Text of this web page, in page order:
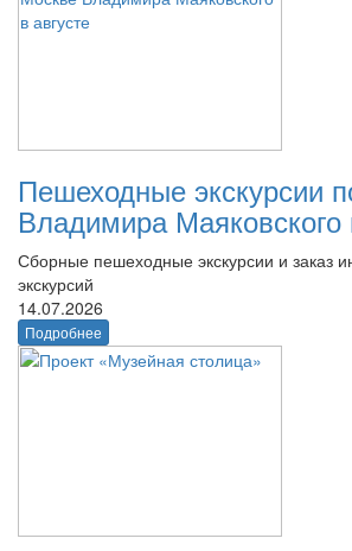
Пешеходные экскурсии
Владимира Маяковского
Сборные пешеходные экскурсии и заказ
экскурсий
14.07.2026
Подробнее